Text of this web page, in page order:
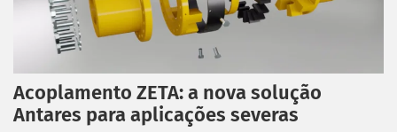
Acoplamento ZETA: a nova solução
Antares para aplicações severas